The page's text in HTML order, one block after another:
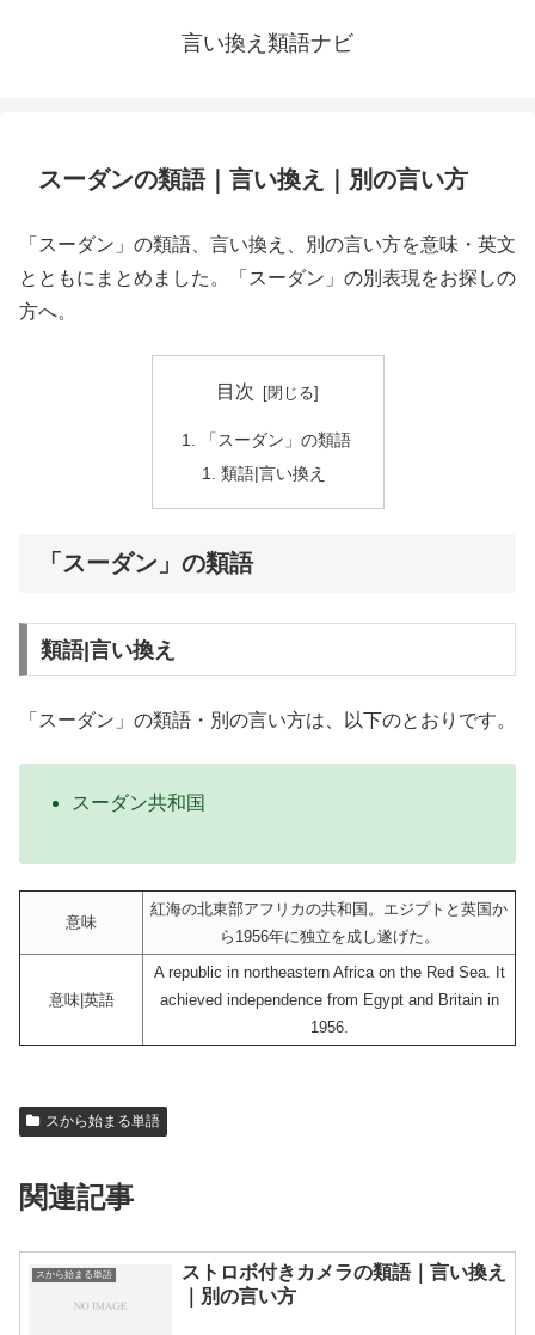
言い換え類語ナビ
スーダンの類語｜言い換え｜別の言い方
「スーダン」の類語、言い換え、別の言い方を意味・英文
とともにまとめました。「スーダン」の別表現をお探しの
方へ。
目次
「スーダン」の類語
類語|言い換え
「スーダン」の類語
類語|言い換え
「スーダン」の類語・別の言い方は、以下のとおりです。
スーダン共和国
意味
紅海の北東部アフリカの共和国。エジプトと英国か
ら1956年に独立を成し遂げた。
意味|英語
A republic in northeastern Africa on the Red Sea. It
achieved independence from Egypt and Britain in
1956.
スから始まる単語
関連記事
スから始まる単語
ストロボ付きカメラの類語｜言い換え
｜別の言い方